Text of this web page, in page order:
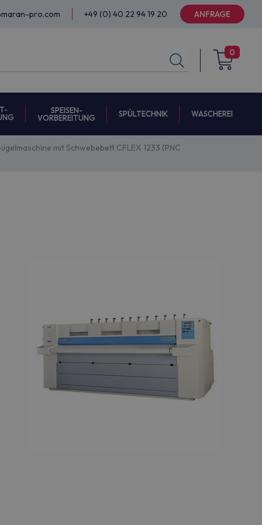
pro.com +49 (0) 40 22 94 19 20 ANFRAGE
0
SPEISEN-
VORBEREITUNG
SPÜLTECHNIK WASCHEREI
mit Schwebebett CFLEX 1233 (PNC